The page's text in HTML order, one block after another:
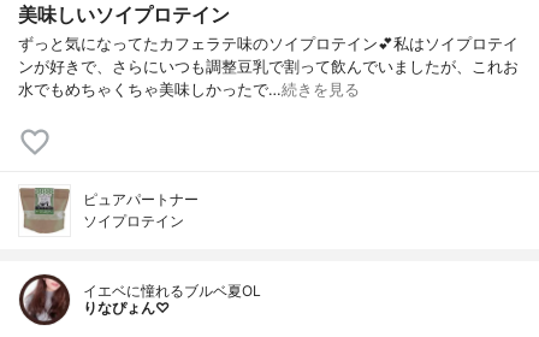
美味しいソイプロテイン
ずっと気になってたカフェラテ味のソイプロテイン💕私はソイプロテイ
ンが好きで、さらにいつも調整豆乳で割って飲んでいましたが、これお
水でもめちゃくちゃ美味しかったで…続きを見る
ピュアパートナー
ソイプロテイン
イエベに憧れるブルベ夏OL
りなぴょん♡